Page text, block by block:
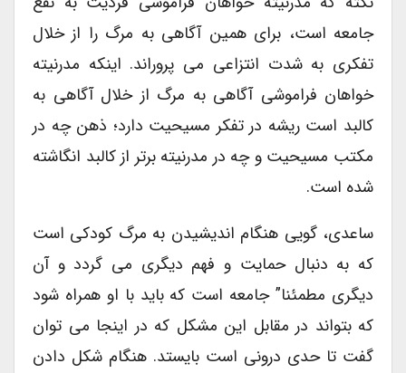
جامعه است، برای همین آگاهی به مرگ را از خلال
تفکری به شدت انتزاعی می پروراند. اینکه مدرنیته
خواهان فراموشی آگاهی به مرگ از خلال آگاهی به
کالبد است ریشه در تفکر مسیحیت دارد؛ ذهن چه در
مکتب مسیحیت و چه در مدرنیته برتر از کالبد انگاشته
شده است.
ساعدی، گویی هنگام اندیشیدن به مرگ کودکی است
که به دنبال حمایت و فهم دیگری می گردد و آن
دیگری مطمئنا” جامعه است که باید با او همراه شود
که بتواند در مقابل این مشکل که در اینجا می توان
گفت تا حدی درونی است بایستد. هنگام شکل دادن